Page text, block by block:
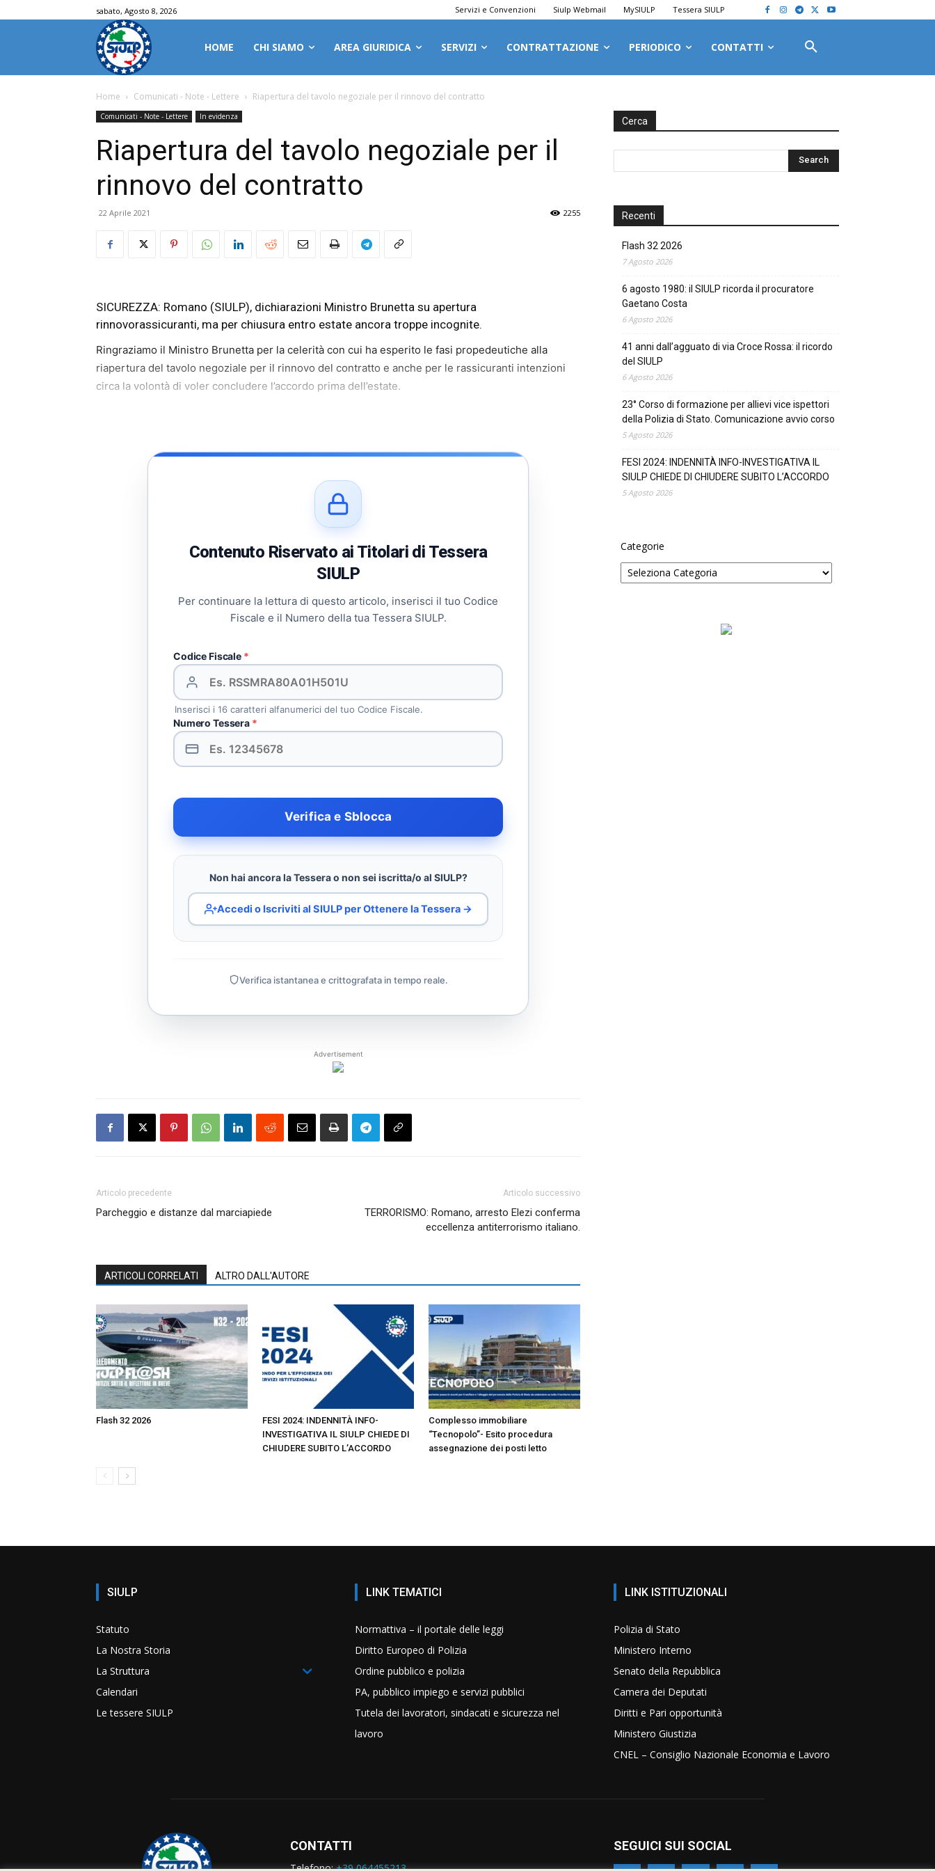
sabato, Agosto 8, 2026 Servizi e Convenzioni Siulp Webmail MySIULP Tessera SIULP
HOME CHI SIAMO AREA GIURIDICA SERVIZI CONTRATTAZIONE PERIODICO CONTATTI
Home Comunicati - Note - Lettere Riapertura del tavolo negoziale per il rinnovo del contratto
Comunicati - Note - Lettere In evidenza
Riapertura del tavolo negoziale per il
rinnovo del contratto
22 Aprile 2021 2255
SICUREZZA: Romano (SIULP), dichiarazioni Ministro Brunetta su apertura
rinnovorassicuranti, ma per chiusura entro estate ancora troppe incognite.
Ringraziamo il Ministro Brunetta per la celerità con cui ha esperito le fasi propedeutiche alla
riapertura del tavolo negoziale per il rinnovo del contratto e anche per le rassicuranti intenzioni
circa la volontà di voler concludere l’accordo prima dell’estate.
Contenuto Riservato ai Titolari di Tessera
SIULP
Per continuare la lettura di questo articolo, inserisci il tuo Codice
Fiscale e il Numero della tua Tessera SIULP.
Codice Fiscale *
Inserisci i 16 caratteri alfanumerici del tuo Codice Fiscale.
Numero Tessera *
Verifica e Sblocca
Non hai ancora la Tessera o non sei iscritta/o al SIULP?
Accedi o Iscriviti al SIULP per Ottenere la Tessera →
Verifica istantanea e crittografata in tempo reale.
Advertisement
Articolo precedente
Parcheggio e distanze dal marciapiede
Articolo successivo
TERRORISMO: Romano, arresto Elezi conferma
eccellenza antiterrorismo italiano.
ARTICOLI CORRELATI ALTRO DALL'AUTORE
Flash 32 2026
FESI 2024: INDENNITÀ INFO-
INVESTIGATIVA IL SIULP CHIEDE DI
CHIUDERE SUBITO L’ACCORDO
Complesso immobiliare
“Tecnopolo”- Esito procedura
assegnazione dei posti letto
Cerca
Recenti
Flash 32 2026
7 Agosto 2026
6 agosto 1980: il SIULP ricorda il procuratore
Gaetano Costa
6 Agosto 2026
41 anni dall’agguato di via Croce Rossa: il ricordo
del SIULP
6 Agosto 2026
23° Corso di formazione per allievi vice ispettori
della Polizia di Stato. Comunicazione avvio corso
5 Agosto 2026
FESI 2024: INDENNITÀ INFO-INVESTIGATIVA IL
SIULP CHIEDE DI CHIUDERE SUBITO L’ACCORDO
5 Agosto 2026
Categorie
SIULP
Statuto
La Nostra Storia
La Struttura
Calendari
Le tessere SIULP
LINK TEMATICI
Normattiva – il portale delle leggi
Diritto Europeo di Polizia
Ordine pubblico e polizia
PA, pubblico impiego e servizi pubblici
Tutela dei lavoratori, sindacati e sicurezza nel
lavoro
LINK ISTITUZIONALI
Polizia di Stato
Ministero Interno
Senato della Repubblica
Camera dei Deputati
Diritti e Pari opportunità
Ministero Giustizia
CNEL – Consiglio Nazionale Economia e Lavoro
CONTATTI
Telefono:+39 064455213
SEGUICI SUI SOCIAL